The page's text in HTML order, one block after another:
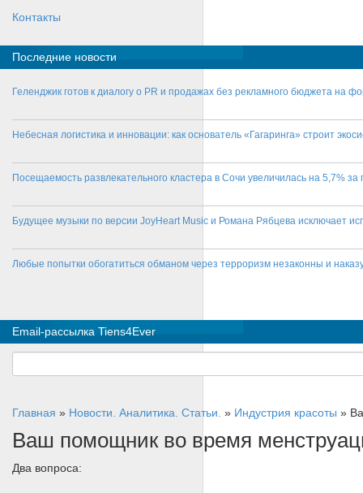
Контакты
Последние новости
Геленджик готов к диалогу о PR и продажах без рекламного бюджета на
Небесная логистика и инновации: как основатель «Гагаринга» строит
Посещаемость развлекательного кластера в Сочи увеличилась на 5,7% за
Будущее музыки по версии JoyHeart Music и Романа Рябцева исключает
Любые попытки обогатиться обманом через терроризм незаконны и
Email-рассылка Tiens4Ever
Главная » Новости. Аналитика. Статьи. » Индустрия красоты »
Ваш помощник во время
Два вопроса: